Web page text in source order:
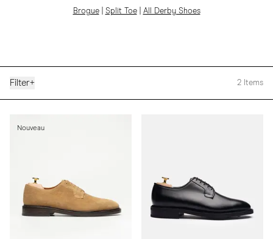
Brogue| Split Toe| All Derby Shoes
Filter+ 2 Items
Nouveau